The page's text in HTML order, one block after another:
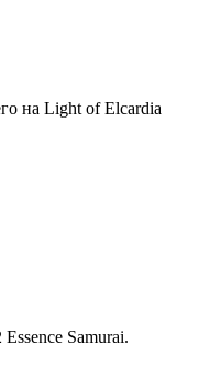
на Light of Elcardia
Samurai.